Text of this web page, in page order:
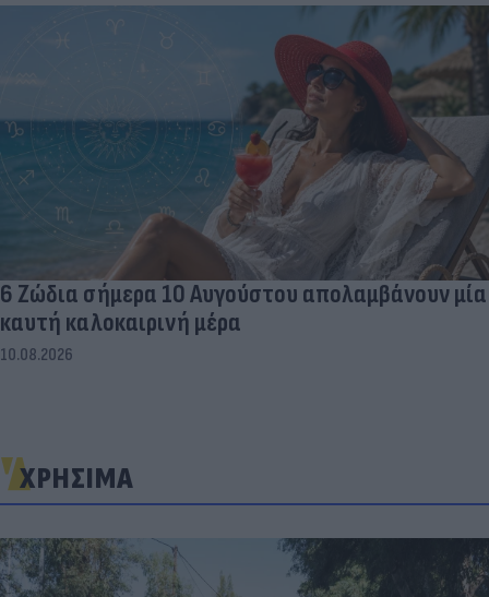
6 Ζώδια σήμερα 10 Αυγούστου απολαμβάνουν μία
καυτή καλοκαιρινή μέρα
10.08.2026
ΧΡΗΣΙΜΑ